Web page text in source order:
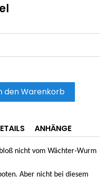
den Warenkorb
ANHÄNGE
nicht vom Wächter-Wurm
Aber nicht bei diesem